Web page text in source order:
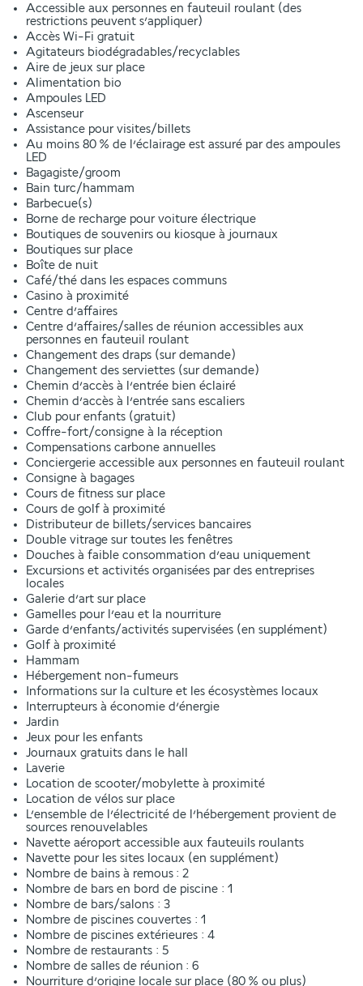
Accessible aux personnes en fauteuil roulant (des
restrictions peuvent s’appliquer)
Accès Wi-Fi gratuit
Agitateurs biodégradables/recyclables
Aire de jeux sur place
Alimentation bio
Ampoules LED
Ascenseur
Assistance pour visites/billets
Au moins 80 % de l’éclairage est assuré par des ampoules
LED
Bagagiste/groom
Bain turc/hammam
Barbecue(s)
Borne de recharge pour voiture électrique
Boutiques de souvenirs ou kiosque à journaux
Boutiques sur place
Boîte de nuit
Café/thé dans les espaces communs
Casino à proximité
Centre d’affaires
Centre d’affaires/salles de réunion accessibles aux
personnes en fauteuil roulant
Changement des draps (sur demande)
Changement des serviettes (sur demande)
Chemin d’accès à l’entrée bien éclairé
Chemin d’accès à l’entrée sans escaliers
Club pour enfants (gratuit)
Coffre-fort/consigne à la réception
Compensations carbone annuelles
Conciergerie accessible aux personnes en fauteuil roulant
Consigne à bagages
Cours de fitness sur place
Cours de golf à proximité
Distributeur de billets/services bancaires
Double vitrage sur toutes les fenêtres
Douches à faible consommation d’eau uniquement
Excursions et activités organisées par des entreprises
locales
Galerie d’art sur place
Gamelles pour l’eau et la nourriture
Garde d’enfants/activités supervisées (en supplément)
Golf à proximité
Hammam
Hébergement non-fumeurs
Informations sur la culture et les écosystèmes locaux
Interrupteurs à économie d’énergie
Jardin
Jeux pour les enfants
Journaux gratuits dans le hall
Laverie
Location de scooter/mobylette à proximité
Location de vélos sur place
L’ensemble de l’électricité de l’hébergement provient de
sources renouvelables
Navette aéroport accessible aux fauteuils roulants
Navette pour les sites locaux (en supplément)
Nombre de bains à remous : 2
Nombre de bars en bord de piscine : 1
Nombre de bars/salons : 3
Nombre de piscines couvertes : 1
Nombre de piscines extérieures : 4
Nombre de restaurants : 5
Nombre de salles de réunion : 6
Nourriture d’origine locale sur place (80 % ou plus)